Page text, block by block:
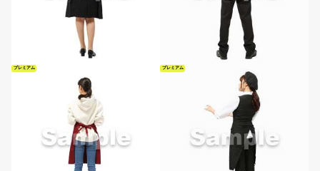
プレミアム プレミアム